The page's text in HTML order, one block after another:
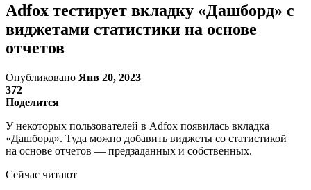
Adfox тестирует вкладку «Дашборд» с
виджетами статистики на основе
отчетов
Опубликовано Янв 20, 2023
372
Поделится
У некоторых пользователей в Adfox появилась вкладка
«Дашборд». Туда можно добавить виджеты со статистикой
на основе отчетов — предзаданных и собственных.
Сейчас читают